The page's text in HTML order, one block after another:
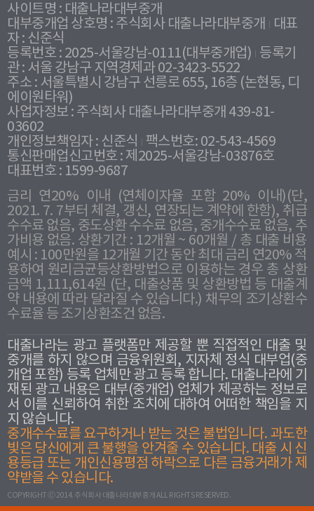
사이트명 : 대출나라대부중개
대부중개업 상호명 : 주식회사 대출나라대부중개
대표
자 : 신준식
등록번호 : 2025-서울강남-0111(대부중개업) 등록기
관 : 서울 강남구 지역경제과 02-3423-5522
주소 : 서울특별시 강남구 선릉로 655, 16층 (논현동, 디
에이원타워)
사업자정보 : 주식회사 대출나라대부중개 439-81-
03602
개인정보책임자 : 신준식
팩스번호: 02-543-4569
통신판매업신고번호 : 제2025-서울강남-03876호
대표번호 : 1599-9687
금리 연20% 이내 (연체이자율 포함 20% 이내)(단,
2021. 7. 7부터 체결, 갱신, 연장되는 계약에 한함), 취급
수수료 없음, 중도상환 수수료 없음, 중개수수료 없음, 추
가비용 없음. 상환기간 : 12개월 ~ 60개월 / 총 대출 비용
예시 : 100만원을 12개월 기간 동안 최대 금리 연20% 적
용하여 원리금균등상환방법으로 이용하는 경우 총 상환
금액 1,111,614원 (단, 대출상품 및 상환방법 등 대출계
약 내용에 따라 달라질 수 있습니다.) 채무의 조기상환수
수료율 등 조기상환조건 없음.
대출나라는 광고 플랫폼만 제공할 뿐 직접적인 대출 및
중개를 하지 않으며 금융위원회, 지자체 정식 대부업(중
개업 포함) 등록 업체만 광고 등록 합니다. 대출나라에 기
재된 광고 내용은 대부(중개업) 업체가 제공하는 정보로
서 이를 신뢰하여 취한 조치에 대하여 어떠한 책임을 지
지 않습니다.
중개수수료를 요구하거나 받는 것은 불법입니다. 과도한
빛은 당신에게 큰 불행을 안겨줄 수 있습니다. 대출 시 신
용등급 또는 개인신용평점 하락으로 다른 금융거래가 제
약받을 수 있습니다.
COPYRIGHT ⓒ 2014. 주식회사 대출나라대부중개 ALL RIGHTS RESERVED.